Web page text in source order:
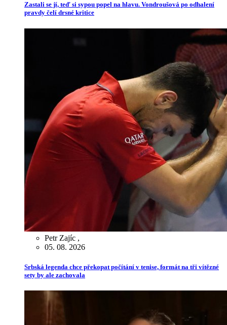
Zastali se jí, teď si sypou popel na hlavu. Vondroušová po odhalení
pravdy čelí drsné kritice
Petr Zajíc ,
05. 08. 2026
Srbská legenda chce překopat počítání v tenise, formát na tři vítězné
sety by ale zachovala